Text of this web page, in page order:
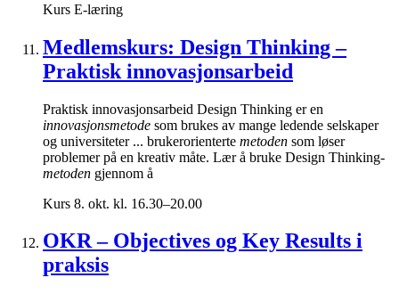
Kurs E-læring
Medlemskurs: Design Thinking –
Praktisk innovasjonsarbeid
Praktisk innovasjonsarbeid Design Thinking er en
innovasjonsmetode som brukes av mange ledende selskaper
og universiteter ... brukerorienterte metoden som løser
problemer på en kreativ måte. Lær å bruke Design Thinking-
metoden gjennom å
Kurs 8. okt. kl. 16.30–20.00
OKR – Objectives og Key Results i
praksis